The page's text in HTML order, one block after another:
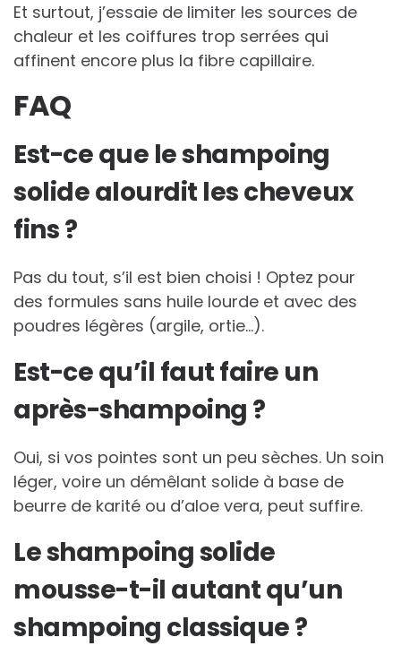
Et surtout, j’essaie de limiter les sources de
chaleur et les coiffures trop serrées qui
affinent encore plus la fibre capillaire.
FAQ
Est-ce que le shampoing
solide alourdit les cheveux
fins ?
Pas du tout, s’il est bien choisi ! Optez pour
des formules sans huile lourde et avec des
poudres légères (argile, ortie…).
Est-ce qu’il faut faire un
après-shampoing ?
Oui, si vos pointes sont un peu sèches. Un soin
léger, voire un démêlant solide à base de
beurre de karité ou d’aloe vera, peut suffire.
Le shampoing solide
mousse-t-il autant qu’un
shampoing classique ?